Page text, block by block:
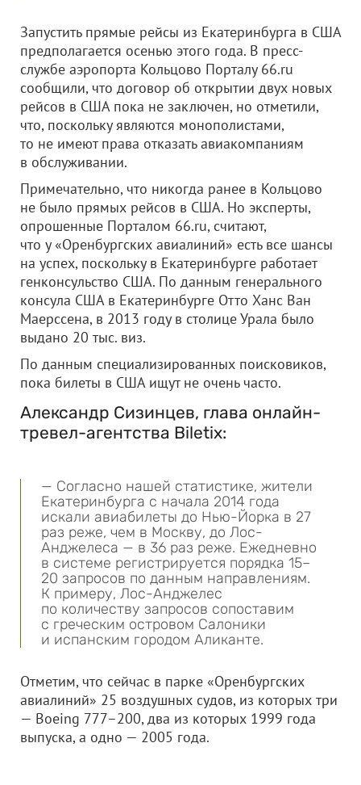
Запустить прямые рейсы из Екатеринбурга в США
предполагается осенью этого года. В пресс-
службе аэропорта Кольцово Порталу 66.ru
сообщили, что договор об открытии двух новых
рейсов в США пока не заключен, но отметили,
что, поскольку являются монополистами,
то не имеют права отказать авиакомпаниям
в обслуживании.
Примечательно, что никогда ранее в Кольцово
не было прямых рейсов в США. Но эксперты,
опрошенные Порталом 66.ru, считают,
что у «Оренбургских авиалиний» есть все шансы
на успех, поскольку в Екатеринбурге работает
генконсульство США. По данным генерального
консула США в Екатеринбурге Отто Ханс Ван
Маерссена, в 2013 году в столице Урала было
выдано 20 тыс. виз.
По данным специализированных поисковиков,
пока билеты в США ищут не очень часто.
Александр Сизинцев, глава онлайн-
тревел-агентства Biletix:
— Согласно нашей статистике, жители
Екатеринбурга с начала 2014 года
искали авиабилеты до Нью-Йорка в 27
раз реже, чем в Москву, до Лос-
Анджелеса — в 36 раз реже. Ежедневно
в системе регистрируется порядка 15–
20 запросов по данным направлениям.
К примеру, Лос-Анджелес
по количеству запросов сопоставим
с греческим островом Салоники
и испанским городом Аликанте.
Отметим, что сейчас в парке «Оренбургских
авиалиний» 25 воздушных судов, из которых три
— Boeing 777–200, два из которых 1999 года
выпуска, а одно — 2005 года.